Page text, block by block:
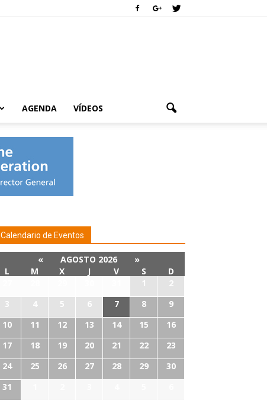
AGENDA VÍDEOS
Calendario de Eventos
« AGOSTO 2026
»
L
M X J V S
D
1
2
3
4 5 6 7 8
9
10
11 12 13 14 15
16
17
18 19 20 21 22
23
24
25 26 27 28 29
30
31